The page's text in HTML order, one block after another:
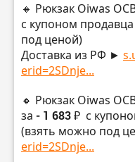
🔸 Рюкзак Oiwas
с купоном
под ценой)
Доставка из РФ ►
erid=2SDnje...
🔸 Рюкзак Oiwas
за - 1 683 ₽ с
(взять можно под
erid=2SDnje...